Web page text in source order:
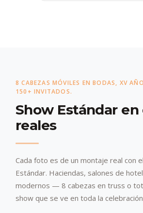
8 CABEZAS MÓVILES EN BODAS, XV
150+ INVITADOS.
Show Estándar
reales
Cada foto es de un montaje real con
Estándar. Haciendas, salones de
modernos — 8 cabezas en truss o
show que se ve en toda la